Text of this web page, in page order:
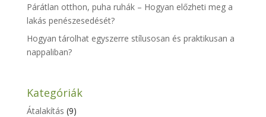
Párátlan otthon, puha ruhák – Hogyan előzheti meg a
lakás penészesedését?
Hogyan tárolhat egyszerre stílusosan és praktikusan a
nappaliban?
Kategóriák
Átalakítás (9)